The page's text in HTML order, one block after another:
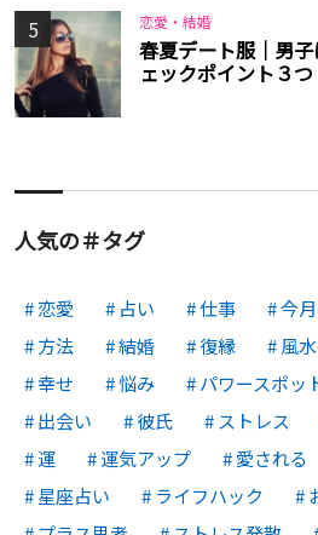
5 恋愛・結婚
春夏デート服｜男
ェックポイント３つ
人気の＃タグ
恋愛 占い 仕事 今
方法
結婚 復縁 風水
幸せ
悩み パワースポッ
出会い
彼氏 ストレス
運
運気アップ 愛される
星座占い
ライフハック